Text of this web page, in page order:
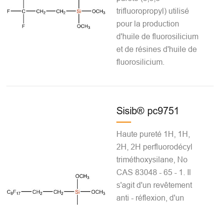
trifluoropropyl) utilisé
pour la production
d'huile de fluorosilicium
et de résines d'huile de
fluorosilicium.
Sisib® pc9751
Haute pureté 1H, 1H,
2H, 2H perfluorodécyl
triméthoxysilane, No
CAS 83048 - 65 - 1. Il
s'agit d'un revêtement
anti - réflexion, d'un